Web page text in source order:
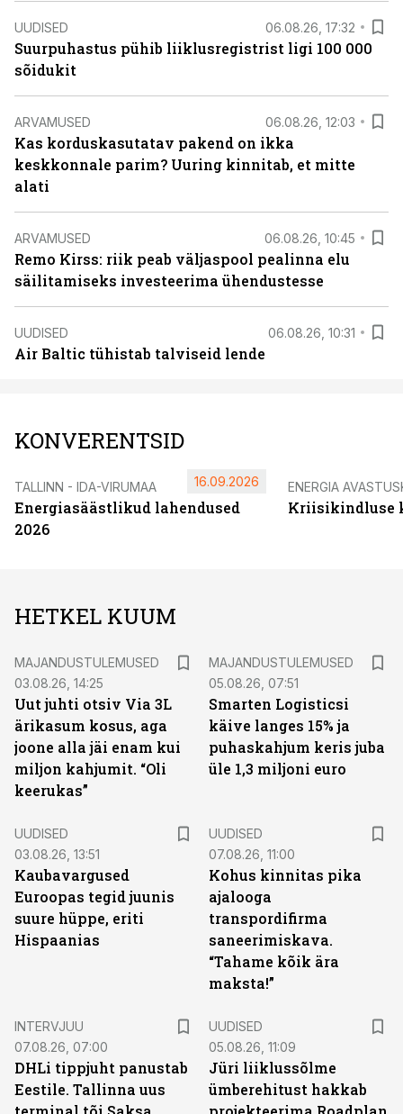
UUDISED 06.08.26, 17:32
Suurpuhastus pühib liiklusregistrist ligi 100 000
sõidukit
ARVAMUSED 06.08.26, 12:03
Kas korduskasutatav pakend on ikka
keskkonnale parim? Uuring kinnitab, et mitte
alati
ARVAMUSED 06.08.26, 10:45
Remo Kirss: riik peab väljaspool pealinna elu
säilitamiseks investeerima ühendustesse
UUDISED 06.08.26, 10:31
Air Baltic tühistab talviseid lende
KONVERENTSID
TALLINN - IDA-VIRUMAA
Energiasäästlikud lahendused
2026
16.09.2026 ENERGIA
Kriisikindluse
HETKEL KUUM
MAJANDUSTULEMUSED
03.08.26, 14:25
Uut juhti otsiv Via 3L
ärikasum kosus, aga
joone alla jäi enam kui
miljon kahjumit. “Oli
keerukas”
MAJANDUSTULEMUSED
05.08.26, 07:51
Smarten Logisticsi
käive langes 15% ja
puhaskahjum keris juba
üle 1,3 miljoni euro
UUDISED
03.08.26, 13:51
Kaubavargused
Euroopas tegid juunis
suure hüppe, eriti
Hispaanias
UUDISED
07.08.26, 11:00
Kohus kinnitas pika
ajalooga
transpordifirma
saneerimiskava.
“Tahame kõik ära
maksta!”
INTERVJUU
07.08.26, 07:00
DHLi tippjuht panustab
Eestile. Tallinna uus
UUDISED
05.08.26, 11:09
Jüri liiklussõlme
ümberehitust hakkab